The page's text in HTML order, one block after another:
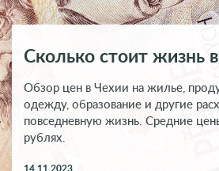
Сколько стоит жизнь
Обзор цен в Чехии на жилье,
одежду, образование и другие
повседневную жизнь. Средние
рублях.
14.11.2023